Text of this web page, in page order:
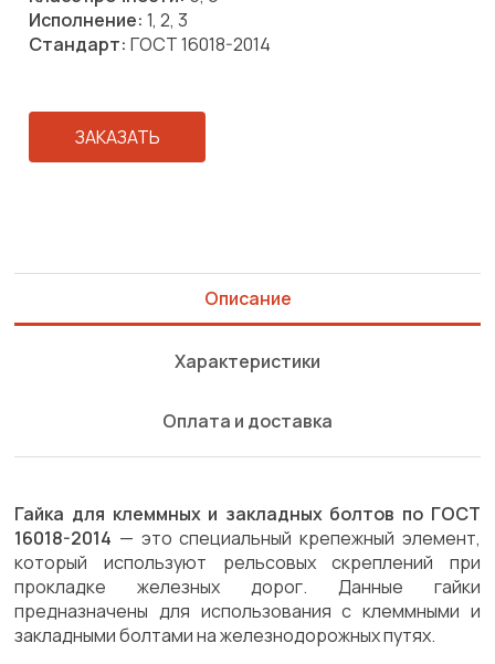
Исполнение:1, 2, 3
Стандарт: ГОСТ 16018-2014
ЗАКАЗАТЬ
Описание
Характеристики
Оплата и доставка
Гайка для клеммных и закладных болтов по ГОСТ
16018-2014 — это специальный крепежный элемент,
который используют рельсовых скреплений при
прокладке железных дорог. Данные гайки
предназначены для использования с клеммными и
закладными болтами на железнодорожных путях.